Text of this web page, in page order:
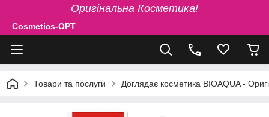
Оригінальна Косметика!
Cosmetics-OPT
Товари та послуги Доглядає косметика BIOAQUA -